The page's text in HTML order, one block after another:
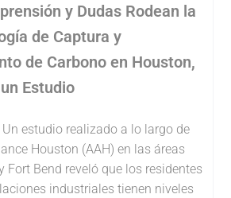
y Dudas Rodean la
de Captura y
de Carbono en Houston,
Estudio
estudio realizado a lo largo de
Houston (AAH) en las áreas
Fort Bend reveló que los residentes
industriales tienen niveles